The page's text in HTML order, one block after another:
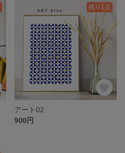
残り1点
アート02
900円